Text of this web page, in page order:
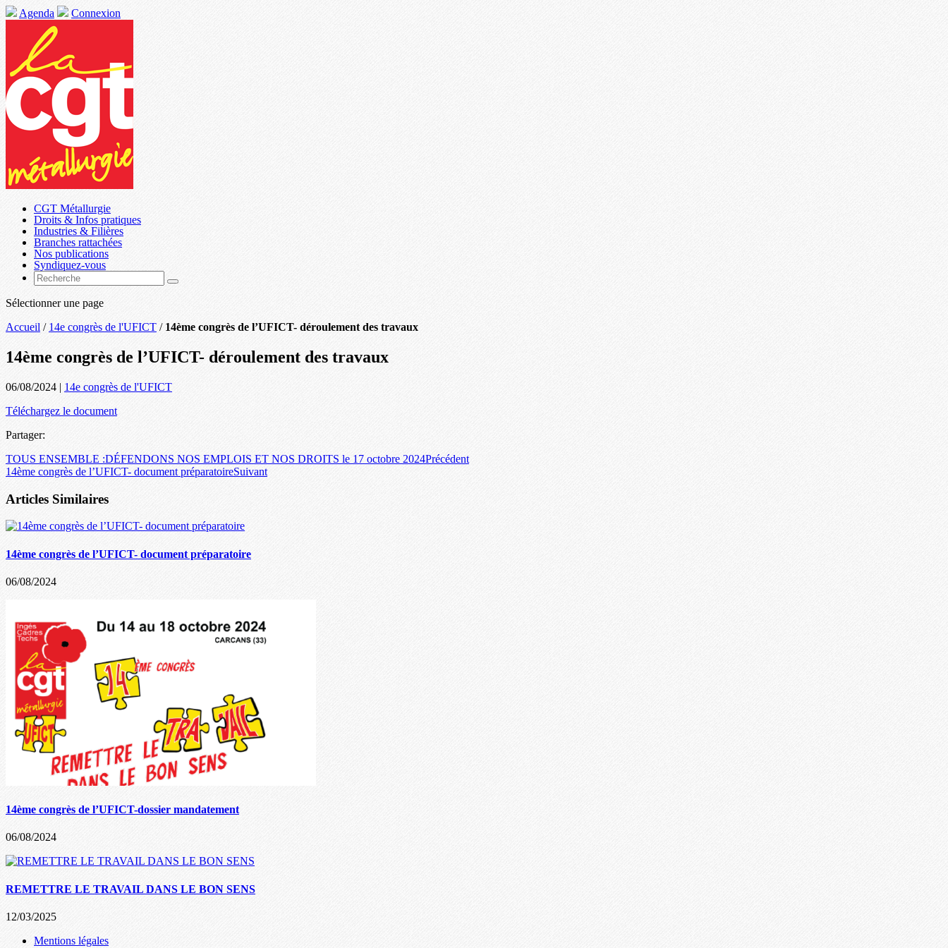
Agenda Connexion
CGT Métallurgie
Droits & Infos pratiques
Industries & Filières
Branches rattachées
Nos publications
Syndiquez-vous
Sélectionner une page
Accueil / 14e congrès de l'UFICT / 14ème congrès de l’UFICT- déroulement des travaux
14ème congrès de l’UFICT- déroulement des travaux
06/08/2024 | 14e congrès de l'UFICT
Téléchargez le document
Partager:
TOUS ENSEMBLE :DÉFENDONS NOS EMPLOIS ET NOS DROITS le 17 octobre 2024Précédent
14ème congrès de l’UFICT- document préparatoireSuivant
Articles Similaires
14ème congrès de l’UFICT- document préparatoire
06/08/2024
14ème congrès de l’UFICT-dossier mandatement
06/08/2024
REMETTRE LE TRAVAIL DANS LE BON SENS
12/03/2025
Mentions légales